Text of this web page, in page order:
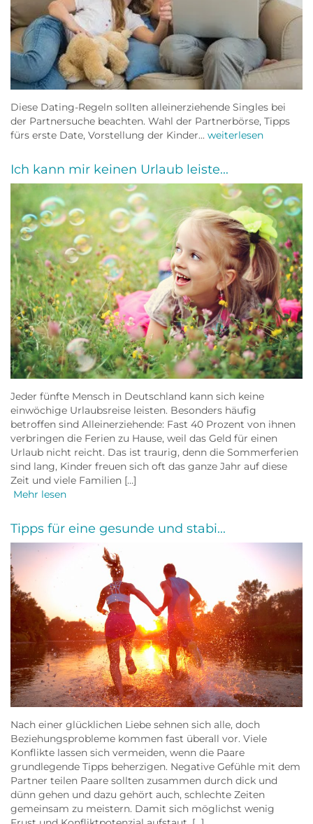
Diese Dating-Regeln sollten alleinerziehende Singles bei
der Partnersuche beachten. Wahl der Partnerbörse, Tipps
fürs erste Date, Vorstellung der Kinder... weiterlesen
Ich kann mir keinen Urlaub leiste...
Jeder fünfte Mensch in Deutschland kann sich keine
einwöchige Urlaubsreise leisten. Besonders häufig
betroffen sind Alleinerziehende: Fast 40 Prozent von ihnen
verbringen die Ferien zu Hause, weil das Geld für einen
Urlaub nicht reicht. Das ist traurig, denn die Sommerferien
sind lang, Kinder freuen sich oft das ganze Jahr auf diese
Zeit und viele Familien […]
Mehr lesen
Tipps für eine gesunde und stabi...
Nach einer glücklichen Liebe sehnen sich alle, doch
Beziehungsprobleme kommen fast überall vor. Viele
Konflikte lassen sich vermeiden, wenn die Paare
grundlegende Tipps beherzigen. Negative Gefühle mit dem
Partner teilen Paare sollten zusammen durch dick und
dünn gehen und dazu gehört auch, schlechte Zeiten
gemeinsam zu meistern. Damit sich möglichst wenig